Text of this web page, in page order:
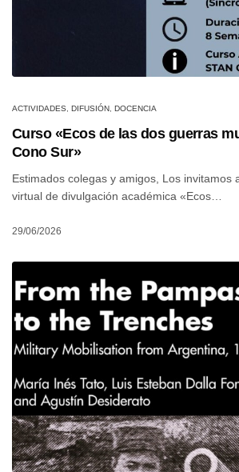
ACTIVIDADES, DIFUSIÓN, DOCENCIA
Curso «Ecos de las dos guerras
Cono Sur»
Estimados colegas y amigos, Los invitamos
virtual de divulgación académica «Ecos…
29/06/2026